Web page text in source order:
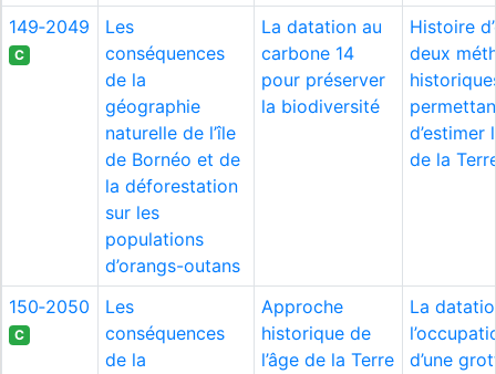
149‑2049
C
Les
conséquences
de la
géographie
naturelle de l’île
de Bornéo et de
la déforestation
sur les
populations
d’orangs-outans
La datation au
carbone 14
pour préserver
la biodiversité
Histoire
deux
d’estimer
de la
150‑2050
C
Les
conséquences
de la
Approche
historique de
l’âge de la Terre
La
d’une